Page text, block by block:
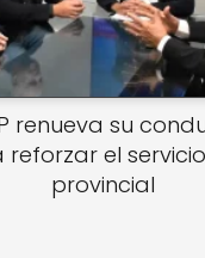
renueva su
el
provincial